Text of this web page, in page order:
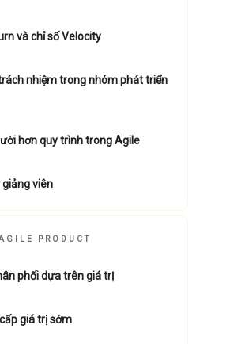
và chỉ số Velocity
nhiệm trong nhóm phát triển
hơn quy trình trong Agile
viên
PRODUCT
phối dựa trên giá trị
giá trị sớm